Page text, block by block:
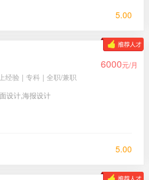
5.00
6000元/月
经验 | 专科 | 全职/兼职
设计,海报设计
5.00